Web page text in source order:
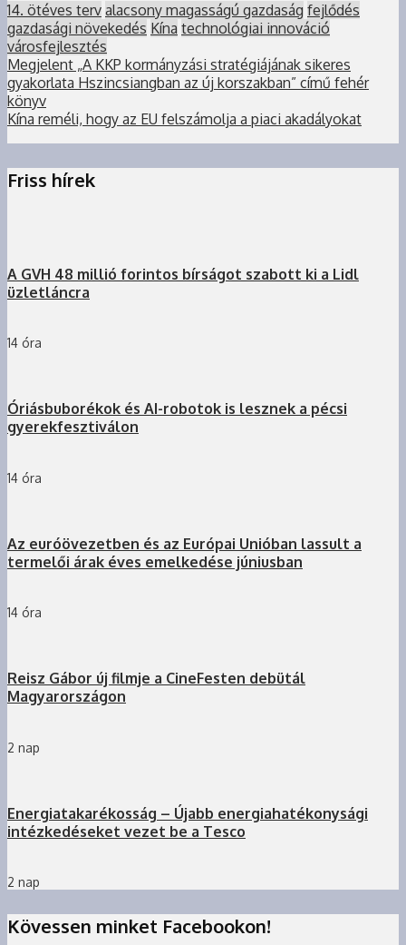
14. ötéves terv alacsony magasságú gazdaság fejlődés
gazdasági növekedés Kína technológiai innováció
városfejlesztés
Megjelent „A KKP kormányzási stratégiájának sikeres
gyakorlata Hszincsiangban az új korszakban” című fehér
könyv
Kína reméli, hogy az EU felszámolja a piaci akadályokat
Friss hírek
A GVH 48 millió forintos bírságot szabott ki a Lidl
üzletláncra
14 óra
Óriásbuborékok és AI-robotok is lesznek a pécsi
gyerekfesztiválon
14 óra
Az euróövezetben és az Európai Unióban lassult a
termelői árak éves emelkedése júniusban
14 óra
Reisz Gábor új filmje a CineFesten debütál
Magyarországon
2 nap
Energiatakarékosság – Újabb energiahatékonysági
intézkedéseket vezet be a Tesco
2 nap
Kövessen minket Facebookon!